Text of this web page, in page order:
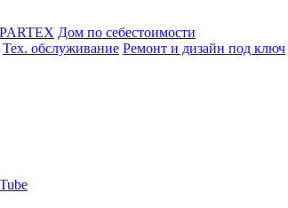
Дом по себестоимости
Тех. обслуживание Ремонт и дизайн под ключ